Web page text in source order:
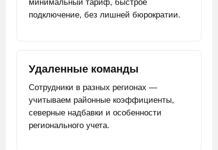
минимальный тариф, быстрое
подключение, без лишней бюрократии.
Удаленные команды
Сотрудники в разных регионах —
учитываем районные коэффициенты,
северные надбавки и особенности
регионального учета.